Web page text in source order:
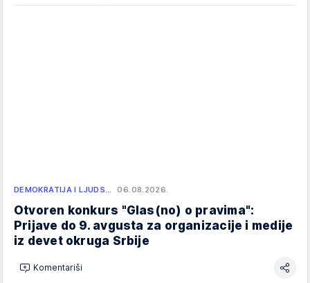
DEMOKRATIJA I LJUDS… 06.08.2026.
Otvoren konkurs "Glas(no) o pravima":
Prijave do 9. avgusta za organizacije i medije
iz devet okruga Srbije
Komentariši